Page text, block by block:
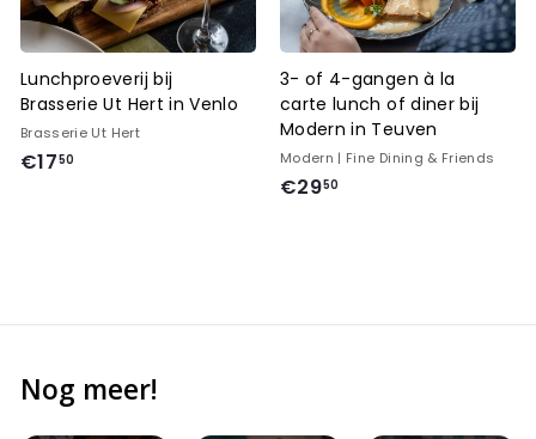
Lunchproeverij bij
Brasserie Ut Hert in Venlo
Brasserie Ut Hert
€1750
3- of 4-gangen à la
carte lunch of diner bij
Modern in Teuven
Modern | Fine Dining & Friends
€2950
Nog meer!